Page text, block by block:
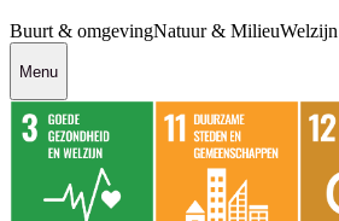
Buurt & omgevingNatuur & MilieuWelzijn
Menu